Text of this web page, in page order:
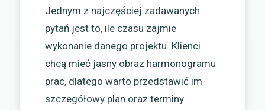
Jednym z najczęściej zadawanych
pytań jest to, ile czasu zajmie
wykonanie danego projektu. Klienci
chcą mieć jasny obraz harmonogramu
prac, dlatego warto przedstawić im
szczegółowy plan oraz terminy